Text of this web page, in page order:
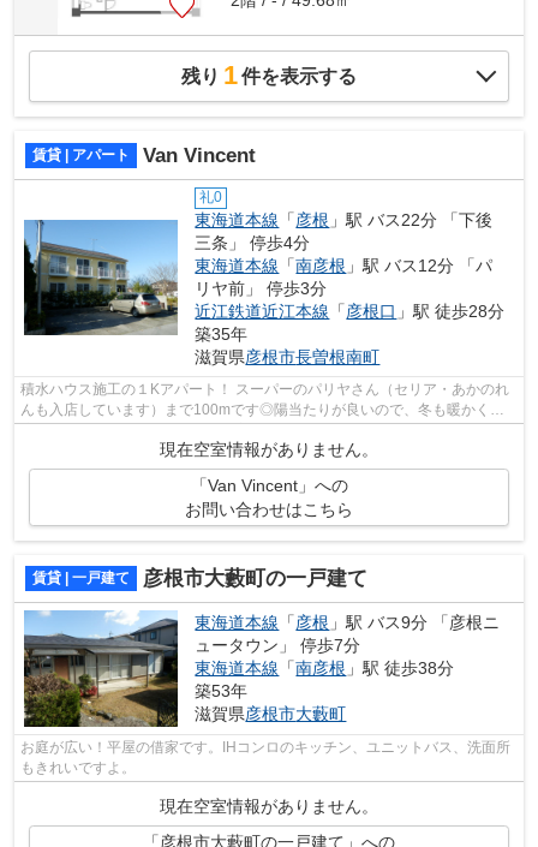
残り 1件を表示する
賃貸 | アパート Van Vincent
礼0
東海道本線 「彦根 」駅 バス22分 「下後
三条」 停歩4分
東海道本線 「南彦根 」駅 バス12分 「パ
リヤ前」 停歩3分
近江鉄道近江本線 「彦根口 」駅 徒歩28分
築35年
滋賀県彦根市長曽根南町
積水ハウス施工の１Kアパート！ スーパーのパリヤさん（セリア・あかのれ
んも入店しています）まで100mです◎陽当たりが良いので、冬も暖かく快
適に過ごすことができます◎落ち着いた街...
現在空室情報がありません。
「Van Vincent」への
お問い合わせはこちら
賃貸 | 一戸建て 彦根市大藪町の一戸建て
東海道本線 「彦根 」駅 バス9分 「彦根ニ
ュータウン」 停歩7分
東海道本線 「南彦根 」駅 徒歩38分
築53年
滋賀県彦根市大藪町
お庭が広い！平屋の借家です。IHコンロのキッチン、ユニットバス、洗面所
もきれいですよ。
現在空室情報がありません。
「彦根市大藪町の一戸建て」への